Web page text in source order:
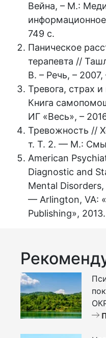
Вейна, – М.:
информационное
749 с.
Паническое
терапевта //
В. – Речь, – 2007,
Тревога, страх и
Книга
ИГ «Весь», –
Тревожность //
т. Т. 2. — М.:
American
Diagnostic and
Mental
— Arlington, VA:
Publishing»,